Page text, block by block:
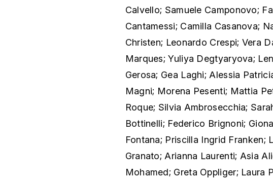
Calvello; Samuele Camponovo;
Cantamessi; Camilla Casanova;
Christen; Leonardo Crespi; Vera
Marques; Yuliya Degtyaryova;
Gerosa; Gea Laghi; Alessia
Magni; Morena Pesenti; Mattia
Roque; Silvia Ambrosecchia;
Bottinelli; Federico Brignoni;
Fontana; Priscilla Ingrid Franken;
Granato; Arianna Laurenti; Asia
Mohamed; Greta Oppliger; Laura